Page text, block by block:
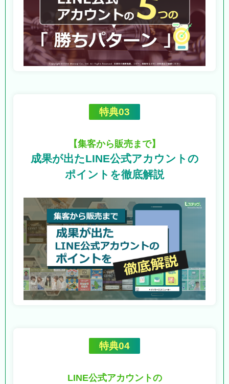
特典03
【集客から販売まで】
成果が出たLINE公式アカウントの
ポイントを徹底解説
特典04
LINE公式アカウントの